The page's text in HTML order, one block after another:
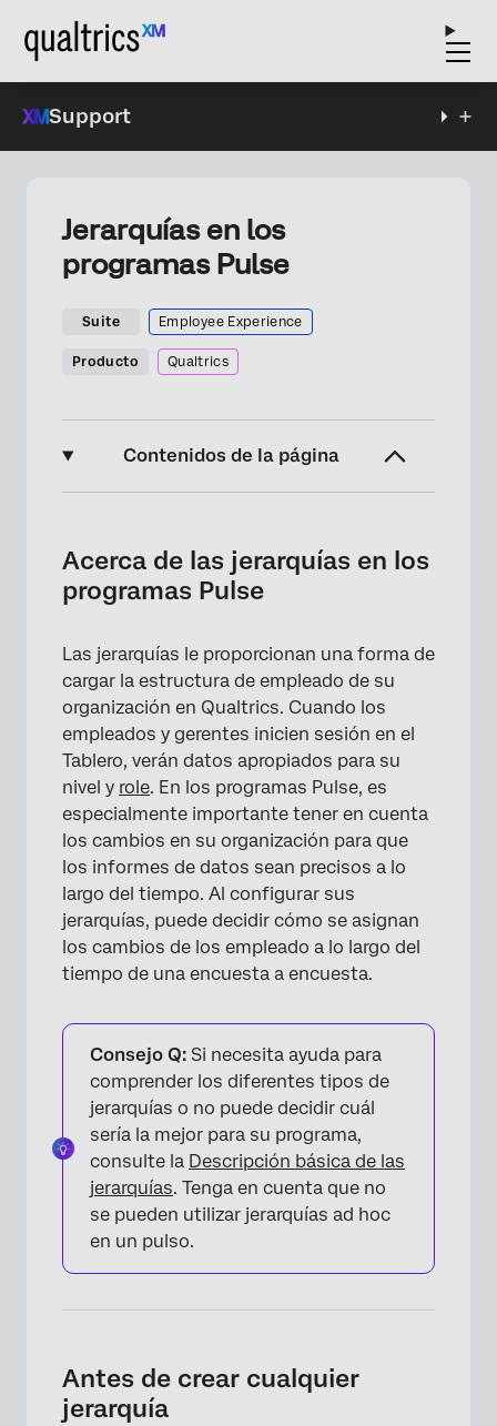
Support
Jerarquías en los
programas Pulse
Suite Employee Experience
Producto Qualtrics
Contenidos de la página
Antes de crear cualquier jerarquía
Pulse
Actual vs. Próxima Jerarquía
Visualización de jerarquías históricas
Cambiar la Jerarquía actual
Cambiar o actualizar asignaciones de
Jerarquía
Efectos de los cambios de Participante en las
jerarquías
Preguntas frequentes
Acerca de las jerarquías en los
programas Pulse
Las jerarquías le proporcionan una forma de
cargar la estructura de empleado de su
organización en Qualtrics. Cuando los
empleados y gerentes inicien sesión en el
Tablero, verán datos apropiados para su
nivel y role. En los programas Pulse, es
especialmente importante tener en cuenta
los cambios en su organización para que
los informes de datos sean precisos a lo
largo del tiempo. Al configurar sus
jerarquías, puede decidir cómo se asignan
los cambios de los empleado a lo largo del
tiempo de una encuesta a encuesta.
Consejo Q: Si necesita ayuda para
comprender los diferentes tipos de
jerarquías o no puede decidir cuál
sería la mejor para su programa,
consulte la Descripción básica de las
jerarquías. Tenga en cuenta que no
se pueden utilizar jerarquías ad hoc
en un pulso.
Antes de crear cualquier
jerarquía